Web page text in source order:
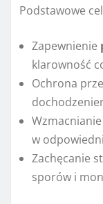
Podstawowe
Zapewnienie
klarowność
Ochrona
w
Zachęcanie
sporów i